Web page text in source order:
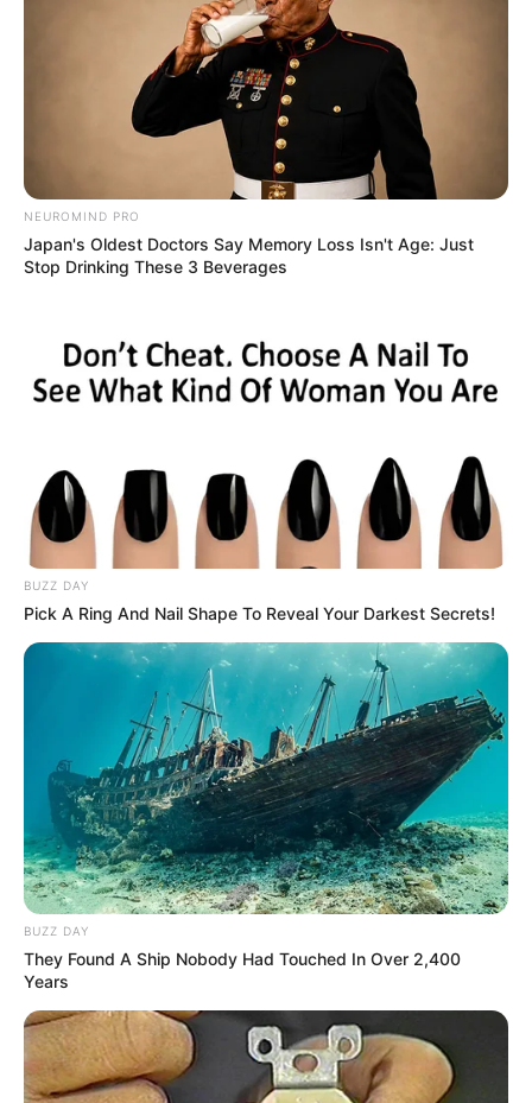
NEUROMIND PRO
Japan's Oldest Doctors Say Memory Loss Isn't Age: Just
Stop Drinking These 3 Beverages
BUZZ DAY
Pick A Ring And Nail Shape To Reveal Your Darkest Secrets!
BUZZ DAY
They Found A Ship Nobody Had Touched In Over 2,400
Years